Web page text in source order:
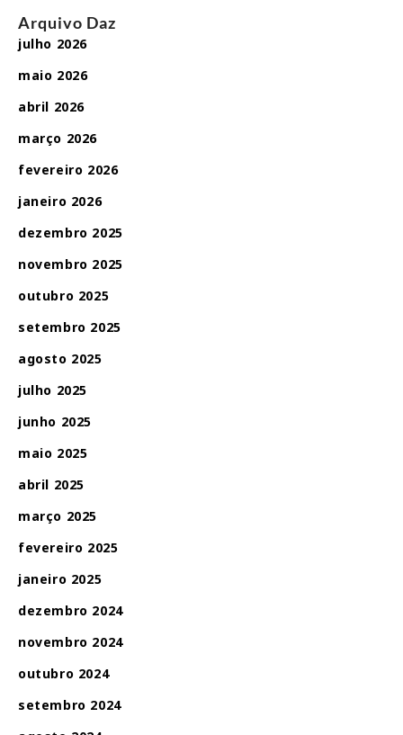
Arquivo Daz
julho 2026
maio 2026
abril 2026
março 2026
fevereiro 2026
janeiro 2026
dezembro 2025
novembro 2025
outubro 2025
setembro 2025
agosto 2025
julho 2025
junho 2025
maio 2025
abril 2025
março 2025
fevereiro 2025
janeiro 2025
dezembro 2024
novembro 2024
outubro 2024
setembro 2024